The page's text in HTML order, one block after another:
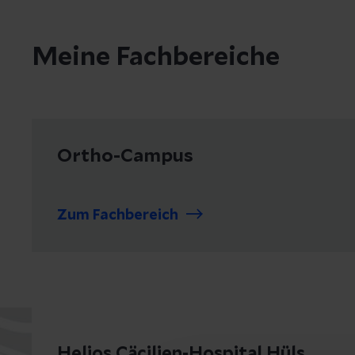
Meine Fachbereiche
Ortho-Campus
Zum Fachbereich